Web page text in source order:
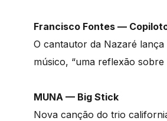
Francisco Fontes —
O cantautor da Nazaré lança
músico, “uma reflexão
MUNA — Big Stick
Nova canção do trio